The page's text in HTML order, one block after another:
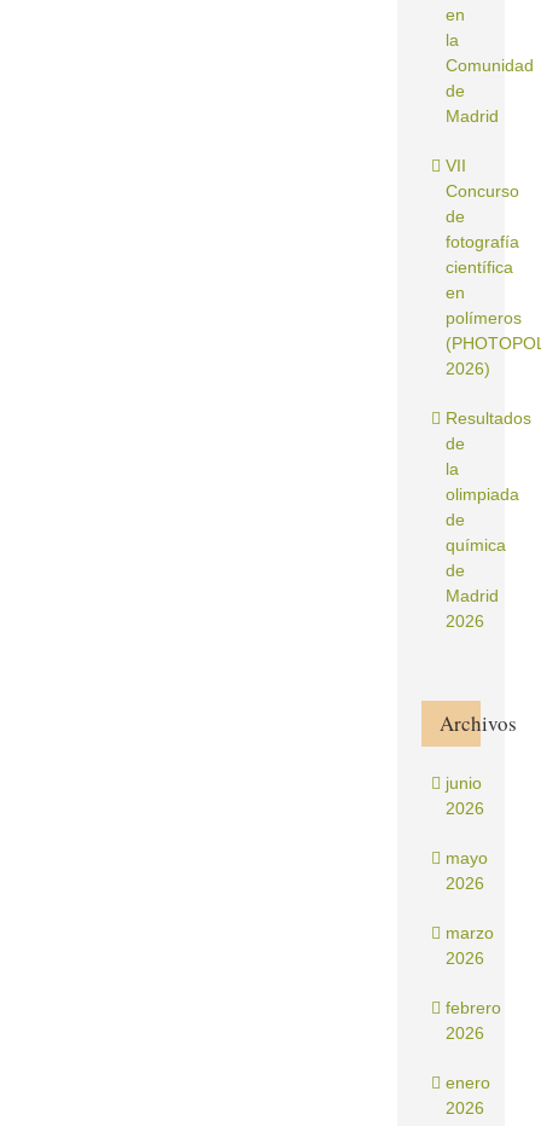
en
la
Comunidad
de
Madrid
VII
Concurso
de
fotografía
científica
en
polímeros
2026)
Resultados
de
la
olimpiada
de
química
de
Madrid
2026
Archivos
junio
2026
mayo
2026
marzo
2026
febrero
2026
enero
2026